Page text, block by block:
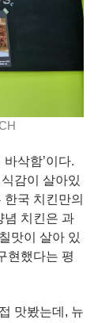
삭함’이다.
감이 살아있
국 치킨만의
념 치킨은 과
맛이 살아 있
현했다는 평
맛봤는데, 뉴